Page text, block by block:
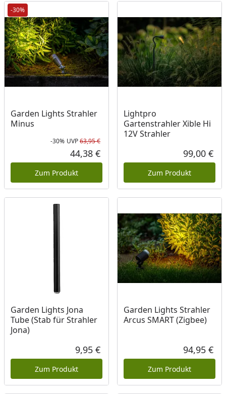
-30%
Garden Lights Strahler
Minus
Rabatt in Prozent
-30%
Ursprünglicher Preis
UVP63,95 €
Aktueller Preis
44,38 €
Zum Produkt
Lightpro
Gartenstrahler Xible Hi
12V Strahler
99,00 €
Zum Produkt
Garden Lights Jona
Tube (Stab für Strahler
Jona)
Aktueller Preis
9,95 €
Zum Produkt
Garden Lights Strahler
Arcus SMART (Zigbee)
94,95 €
Zum Produkt